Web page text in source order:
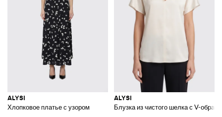
ALYSI
Хлопковое платье с узором
ALYSI
Блузка из чистого шелка с V-